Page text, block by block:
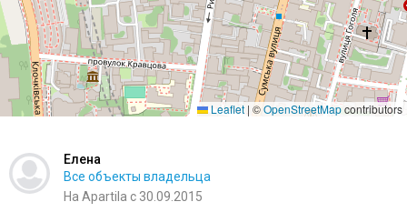
Leaflet | ©OpenStreetMapcontributors
Елена
Все объекты владельца
На Apartila с 30.09.2015